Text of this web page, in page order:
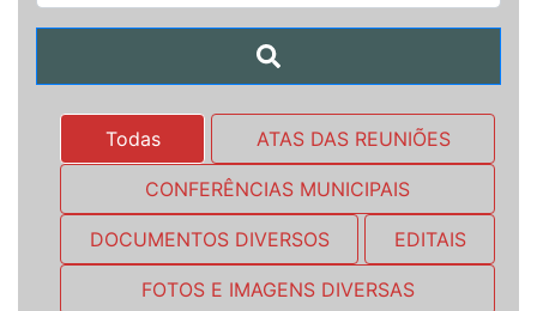
Todas ATAS DAS REUNIÕES
CONFERÊNCIAS MUNICIPAIS
DOCUMENTOS DIVERSOS EDITAIS
FOTOS E IMAGENS DIVERSAS